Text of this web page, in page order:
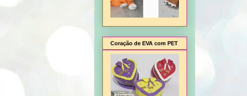
Coração de EVA com PET